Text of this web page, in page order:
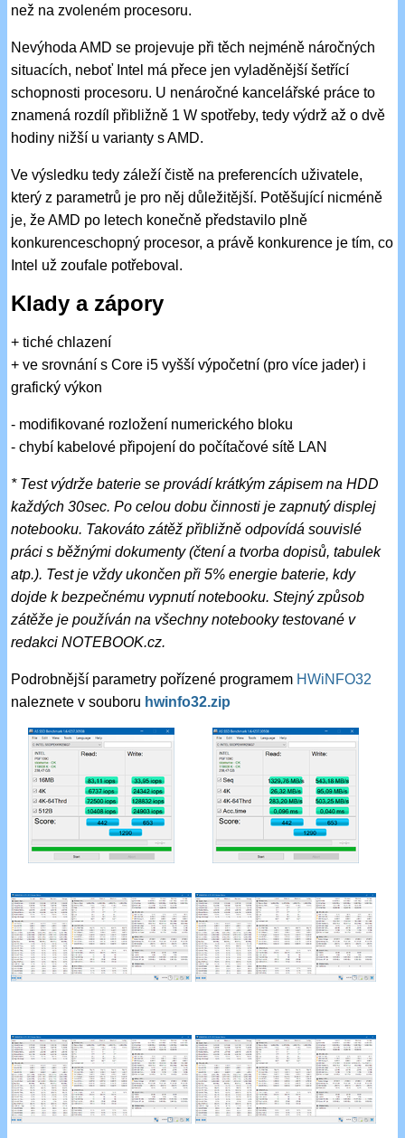
než na zvoleném procesoru.
Nevýhoda AMD se projevuje při těch nejméně náročných
situacích, neboť Intel má přece jen vyladěnější šetřící
schopnosti procesoru. U nenáročné kancelářské práce to
znamená rozdíl přibližně 1 W spotřeby, tedy výdrž až o dvě
hodiny nižší u varianty s AMD.
Ve výsledku tedy záleží čistě na preferencích uživatele,
který z parametrů je pro něj důležitější. Potěšující nicméně
je, že AMD po letech konečně představilo plně
konkurenceschopný procesor, a právě konkurence je tím, co
Intel už zoufale potřeboval.
Klady a zápory
+ tiché chlazení
+ ve srovnání s Core i5 vyšší výpočetní (pro více jader) i
grafický výkon
- modifikované rozložení numerického bloku
- chybí kabelové připojení do počítačové sítě LAN
* Test výdrže baterie se provádí krátkým zápisem na HDD
každých 30sec. Po celou dobu činnosti je zapnutý displej
notebooku. Takováto zátěž přibližně odpovídá souvislé
práci s běžnými dokumenty (čtení a tvorba dopisů, tabulek
atp.). Test je vždy ukončen při 5% energie baterie, kdy
dojde k bezpečnému vypnutí notebooku. Stejný způsob
zátěže je používán na všechny notebooky testované v
redakci NOTEBOOK.cz.
Podrobnější parametry pořízené programem HWiNFO32
naleznete v souboru hwinfo32.zip